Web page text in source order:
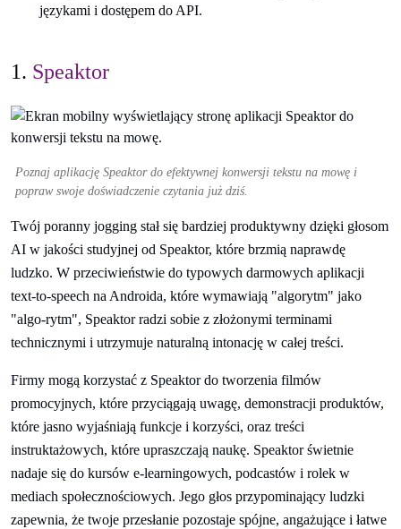
językami i dostępem do API.
1. Speaktor
Poznaj aplikację Speaktor do efektywnej konwersji tekstu na mowę i
popraw swoje doświadczenie czytania już dziś.
Twój poranny jogging stał się bardziej produktywny dzięki głosom
AI w jakości studyjnej od Speaktor, które brzmią naprawdę
ludzko. W przeciwieństwie do typowych darmowych aplikacji
text-to-speech na Androida, które wymawiają "algorytm" jako
"algo-rytm", Speaktor radzi sobie z złożonymi terminami
technicznymi i utrzymuje naturalną intonację w całej treści.
​​Firmy mogą korzystać z Speaktor do tworzenia filmów
promocyjnych, które przyciągają uwagę, demonstracji produktów,
które jasno wyjaśniają funkcje i korzyści, oraz treści
instruktażowych, które upraszczają naukę. Speaktor świetnie
nadaje się do kursów e-learningowych, podcastów i rolek w
mediach społecznościowych. Jego głos przypominający ludzki
zapewnia, że twoje przesłanie pozostaje spójne, angażujące i łatwe